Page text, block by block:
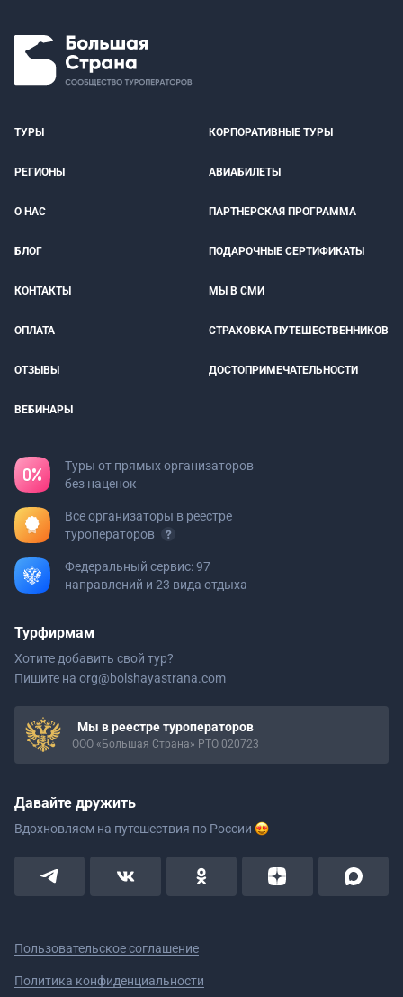
ТУРЫ КОРПОРАТИВНЫЕ ТУРЫ
РЕГИОНЫ АВИАБИЛЕТЫ
О НАС ПАРТНЕРСКАЯ ПРОГРАММА
БЛОГ ПОДАРОЧНЫЕ СЕРТИФИКАТЫ
КОНТАКТЫ МЫ В СМИ
ОПЛАТА СТРАХОВКА ПУТЕШЕСТВЕННИКОВ
ОТЗЫВЫ ДОСТОПРИМЕЧАТЕЛЬНОСТИ
ВЕБИНАРЫ
Туры от прямых организаторов
без наценок
Все организаторы в реестре
туроператоров
Федеральный сервис: 97
направлений и 23 вида отдыха
Турфирмам
Хотите добавить свой тур?
Пишите на org@bolshayastrana.com
Мы в реестре туроператоров
ООО «Большая Страна» РТО 020723
Давайте дружить
Вдохновляем на путешествия по России
Пользовательское соглашение
Политика конфиденциальности